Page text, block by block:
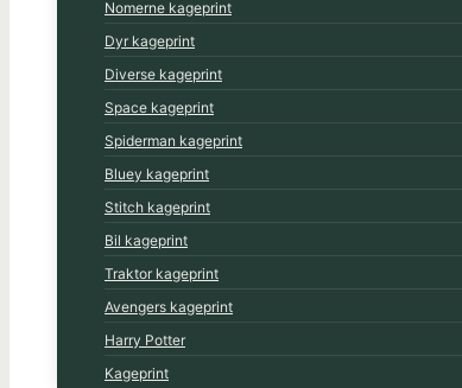
Nomerne kageprint
Dyr kageprint
Diverse kageprint
Space kageprint
Spiderman kageprint
Bluey kageprint
Stitch kageprint
Bil kageprint
Traktor kageprint
Avengers kageprint
Harry Potter
Kageprint